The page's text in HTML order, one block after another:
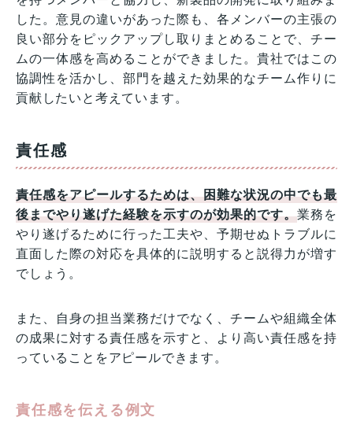
した。意見の違いがあった際も、各メンバーの主張の
良い部分をピックアップし取りまとめることで、チー
ムの一体感を高めることができました。貴社ではこの
協調性を活かし、部門を越えた効果的なチーム作りに
貢献したいと考えています。
責任感
責任感をアピールするためは、困難な状況の中でも最
後までやり遂げた経験を示すのが効果的です。業務を
やり遂げるために行った工夫や、予期せぬトラブルに
直面した際の対応を具体的に説明すると説得力が増す
でしょう。
また、自身の担当業務だけでなく、チームや組織全体
の成果に対する責任感を示すと、より高い責任感を持
っていることをアピールできます。
責任感を伝える例文